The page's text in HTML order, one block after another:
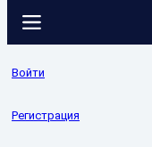
Войти
Регистрация